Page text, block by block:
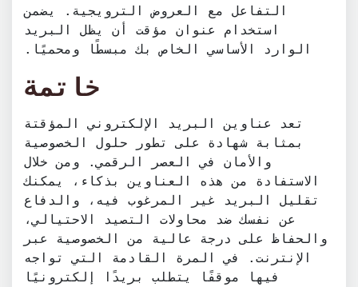
التفاعل مع العروض الترويجية. يضمن
استخدام عنوان مؤقت أن يظل البريد
الوارد الأساسي الخاص بك مبسطًا ومحميًا.
خاتمة
تعد عناوين البريد الإلكتروني المؤقتة
بمثابة شهادة على تطور حلول الخصوصية
والأمان في العصر الرقمي. ومن خلال
الاستفادة من هذه العناوين بذكاء، يمكنك
تقليل البريد غير المرغوب فيه، والدفاع
عن نفسك ضد محاولات التصيد الاحتيالي،
والحفاظ على درجة عالية من الخصوصية عبر
الإنترنت. في المرة القادمة التي تواجه
فيها موقفًا يتطلب بريدًا إلكترونيًا